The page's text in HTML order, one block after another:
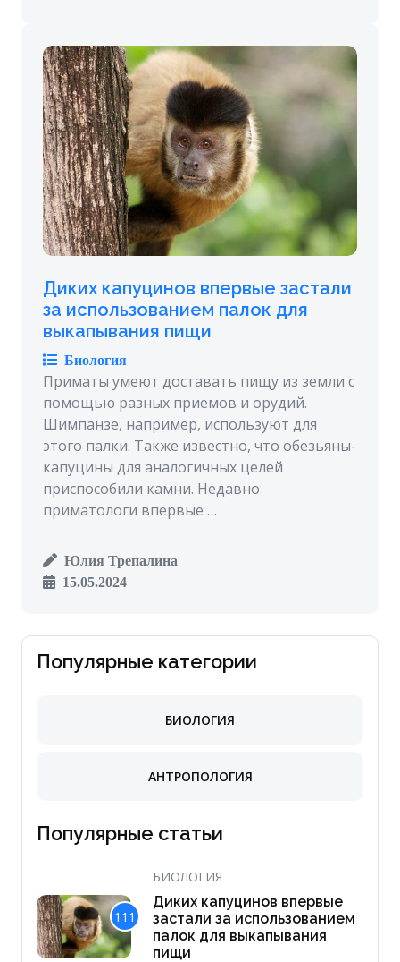
Диких капуцинов впервые застали
за использованием палок для
выкапывания пищи
Биология
Приматы умеют доставать пищу из земли с
помощью разных приемов и орудий.
Шимпанзе, например, используют для
этого палки. Также известно, что обезьяны-
капуцины для аналогичных целей
приспособили камни. Недавно
приматологи впервые …
Юлия Трепалина
15.05.2024
Популярные категории
БИОЛОГИЯ
АНТРОПОЛОГИЯ
Популярные статьи
111
БИОЛОГИЯ
Диких капуцинов впервые
застали за использованием
палок для выкапывания
пищи